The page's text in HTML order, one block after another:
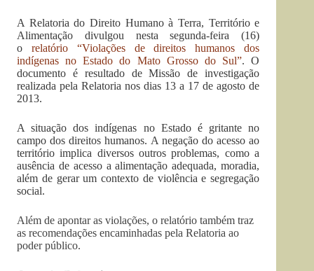
A Relatoria do Direito Humano à Terra, Território e
Alimentação divulgou nesta segunda-feira (16)
o relatório “Violações de direitos humanos dos
indígenas no Estado do Mato Grosso do Sul”. O
documento é resultado de Missão de investigação
realizada pela Relatoria nos dias 13 a 17 de agosto de
2013.
A situação dos indígenas no Estado é gritante no
campo dos direitos humanos. A negação do acesso ao
território implica diversos outros problemas, como a
ausência de acesso a alimentação adequada, moradia,
além de gerar um contexto de violência e segregação
social.
Além de apontar as violações, o relatório também traz
as recomendações encaminhadas pela Relatoria ao
poder público.